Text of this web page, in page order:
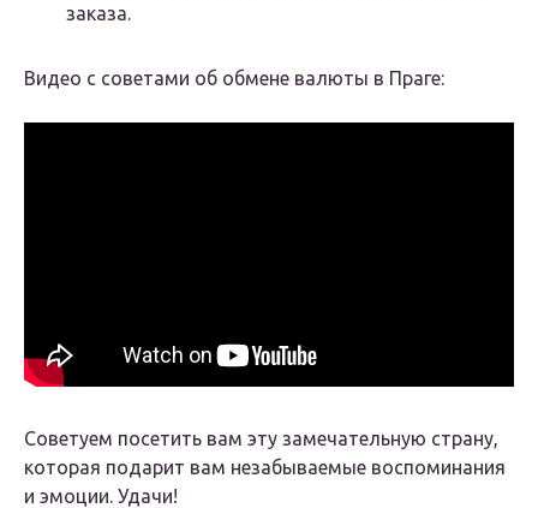
заказа.
Видео с советами об обмене валюты в Праге:
Советуем посетить вам эту замечательную страну,
которая подарит вам незабываемые воспоминания
и эмоции. Удачи!